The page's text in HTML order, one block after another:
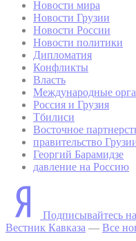
Новости мира
Новости Грузии
Новости России
Новости политики
Дипломатия
Конфликты
Власть
Международные
Россия и Грузия
Тбилиси
Восточное
правительство
Георгий Барамидзе
давление на Россию
Подписывайтесь
Вестник Кавказа — Все